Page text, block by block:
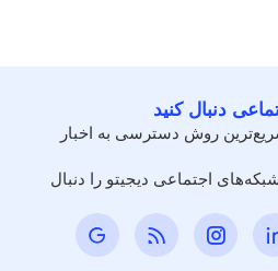
دنبال کنید
روش دسترسی به اخبار
اجتماعی دیجیتو را دنبال